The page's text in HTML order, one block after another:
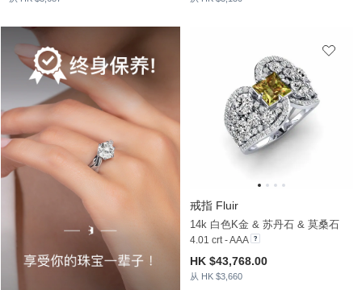
戒指 Fluir
14k 白色K金 & 苏丹石 & 莫桑石
4.01 crt - AAA
HK $43,768.00
从 HK $3,660